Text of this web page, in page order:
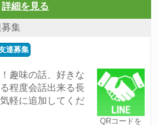
詳細を見る
募集
達募集
QRコードを
趣味の話、好きな
程度会話出来る長
軽に追加してくだ